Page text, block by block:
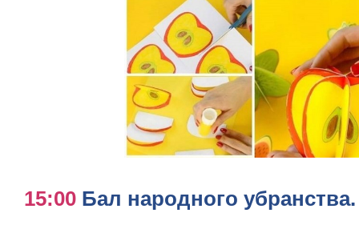
15:00 Бал народного убранства.